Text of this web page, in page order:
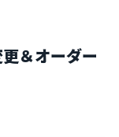
＆オーダー